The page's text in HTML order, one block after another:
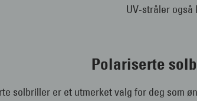
UV-stråler også
Polariserte
solbriller er et utmerket valg for deg som